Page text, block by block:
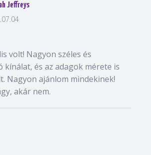
Jeffreys
volt! Nagyon széles és
kínálat, és az adagok mérete is
Nagyon ajánlom mindekinek!
akár nem.